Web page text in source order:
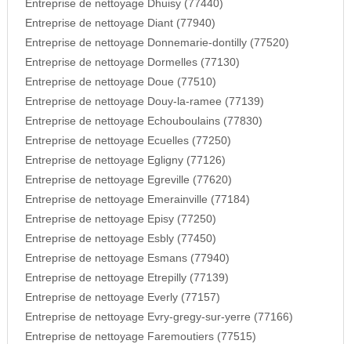
Entreprise de nettoyage Dhuisy (77440)
Entreprise de nettoyage Diant (77940)
Entreprise de nettoyage Donnemarie-dontilly (77520)
Entreprise de nettoyage Dormelles (77130)
Entreprise de nettoyage Doue (77510)
Entreprise de nettoyage Douy-la-ramee (77139)
Entreprise de nettoyage Echouboulains (77830)
Entreprise de nettoyage Ecuelles (77250)
Entreprise de nettoyage Egligny (77126)
Entreprise de nettoyage Egreville (77620)
Entreprise de nettoyage Emerainville (77184)
Entreprise de nettoyage Episy (77250)
Entreprise de nettoyage Esbly (77450)
Entreprise de nettoyage Esmans (77940)
Entreprise de nettoyage Etrepilly (77139)
Entreprise de nettoyage Everly (77157)
Entreprise de nettoyage Evry-gregy-sur-yerre (77166)
Entreprise de nettoyage Faremoutiers (77515)